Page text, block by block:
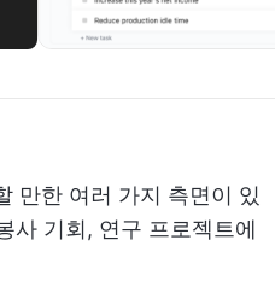
만한 여러 가지 측면이 있
사 기회, 연구 프로젝트에